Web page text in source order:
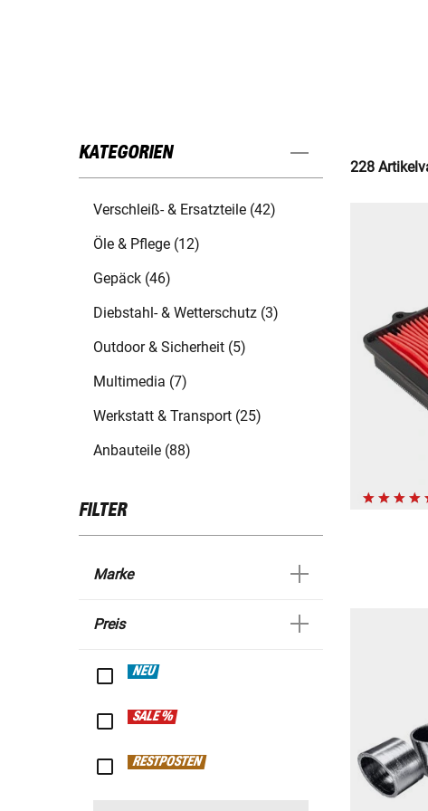
KATEGORIEN
Verschleiß- & Ersatzteile (42)
Öle & Pflege (12)
Gepäck (46)
Diebstahl- & Wetterschutz (3)
Outdoor & Sicherheit (5)
Multimedia (7)
Werkstatt & Transport (25)
Anbauteile (88)
FILTER
Marke
Preis
NEU
SALE %
RESTPOSTEN
228